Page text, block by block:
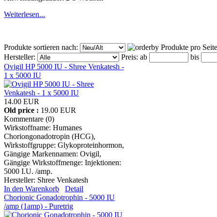
Weiterlesen...
Produkte sortieren nach:
Produkte pro
Hersteller:
Preis: ab bis
Ovigil HP 5000 IU - Shree Venkatesh -
1 x 5000 IU
14.00 EUR
Old price : 19.00 EUR
Kommentare (0)
Wirkstoffname: Humanes
Choriongonadotropin (HCG),
Wirkstoffgruppe: Glykoproteinhormon,
Gängige Markennamen: Ovigil,
Gängige Wirkstoffmenge: Injektionen:
5000 I.U. /amp.
Hersteller: Shree Venkatesh
In den Warenkorb
Detail
Chorionic Gonadotrophin - 5000 IU
/amp (1amp) - Puretrig